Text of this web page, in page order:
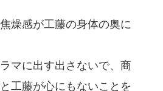
燥感が工藤の身体の奥に
マに出す出さないで、商
工藤が心にもないことを